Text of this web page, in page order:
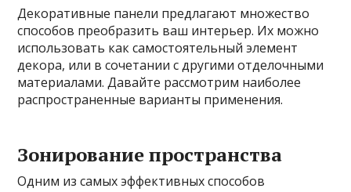
Декоративные панели предлагают множество
способов преобразить ваш интерьер. Их можно
использовать как самостоятельный элемент
декора, или в сочетании с другими отделочными
материалами. Давайте рассмотрим наиболее
распространенные варианты применения.
Зонирование пространства
Одним из самых эффективных способов